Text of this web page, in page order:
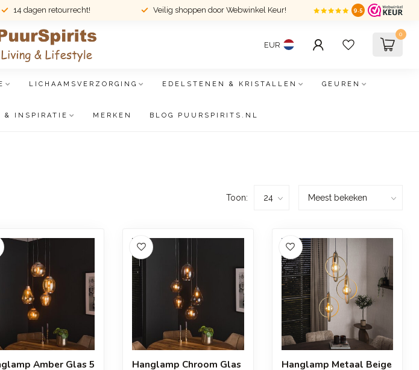
14 dagen retourrecht! Veilig shoppen door Webwinkel Keur! 9.5
EUR
0
LICHAAMSVERZORGING EDELSTENEN & KRISTALLEN GEUREN
& INSPIRATIE MERKEN BLOG PUURSPIRITS.NL
Toon:
Amber Glas 5
Hanglamp Chroom Glas
Hanglamp Metaal Beige